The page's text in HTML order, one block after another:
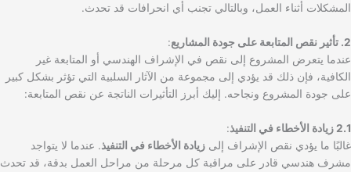
المشكلات أثناء العمل، وبالتالي تجنب أي انحرافات قد تحدث.
2. تأثير نقص المتابعة على جودة المشاريع
:
عندما يتعرض المشروع إلى نقص في الإشراف الهندسي أو المتابعة غير
الكافية، فإن ذلك قد يؤدي إلى مجموعة من الآثار السلبية التي تؤثر بشكل كبير
على جودة المشروع ونجاحه. إليك أبرز التأثيرات الناتجة عن نقص المتابعة:
2.1 زيادة الأخطاء في التنفيذ
:
غالبًا ما يؤدي نقص الإشراف إلى زيادة الأخطاء في التنفيذ. عندما لا يتواجد
مشرف هندسي قادر على مراقبة كل مرحلة من مراحل العمل بدقة، قد تحدث